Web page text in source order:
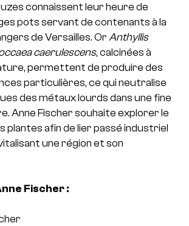
connaissent leur heure de
pots servant de contenants à la
de Versailles. Or Anthyllis
caerulescens, calcinées à
permettent de produire des
particulières, ce qui neutralise
des métaux lourds dans une fine
Anne Fischer souhaite explorer le
plantes afin de lier passé industriel
une région et son
Fischer :